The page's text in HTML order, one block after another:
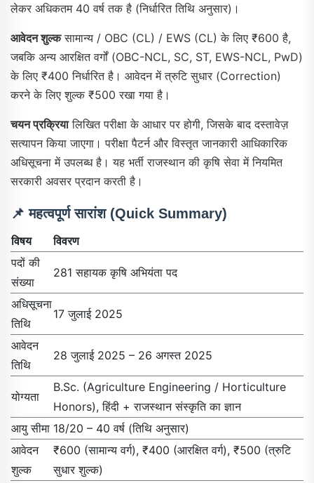
लेकर अधिकतम 40 वर्ष तक है (निर्धारित तिथि अनुसार)।
आवेदन शुल्कसामान्य / OBC (CL) / EWS (CL) के लिए ₹600 है,
जबकि अन्य आरक्षित वर्गों (OBC-NCL, SC, ST, EWS-NCL, PwD)
के लिए ₹400 निर्धारित है। आवेदन में त्रुटि सुधार (Correction)
करने के लिए शुल्क ₹500 रखा गया है।
चयन प्रक्रियालिखित परीक्षा के आधार पर होगी, जिसके बाद दस्तावेज़
सत्यापन किया जाएगा। परीक्षा पैटर्न और विस्तृत जानकारी आधिकारिक
अधिसूचना में उपलब्ध है। यह भर्ती राजस्थान की कृषि सेवा में नियमित
सरकारी अवसर प्रदान करती है।
📌 महत्वपूर्ण सारांश (Quick Summary)
विषय
विवरण
पदों की
संख्या
281 सहायक कृषि अभियंता पद
अधिसूचना
तिथि
17 जुलाई 2025
आवेदन
तिथि
28 जुलाई 2025 – 26 अगस्त 2025
योग्यता
B.Sc. (Agriculture Engineering / Horticulture
Honors), हिंदी + राजस्थान संस्कृति का ज्ञान
आयु सीमा 18/20 – 40 वर्ष (तिथि अनुसार)
आवेदन
शुल्क
₹600 (सामान्य वर्ग), ₹400 (आरक्षित वर्ग), ₹500 (त्रुटि
सुधार शुल्क)